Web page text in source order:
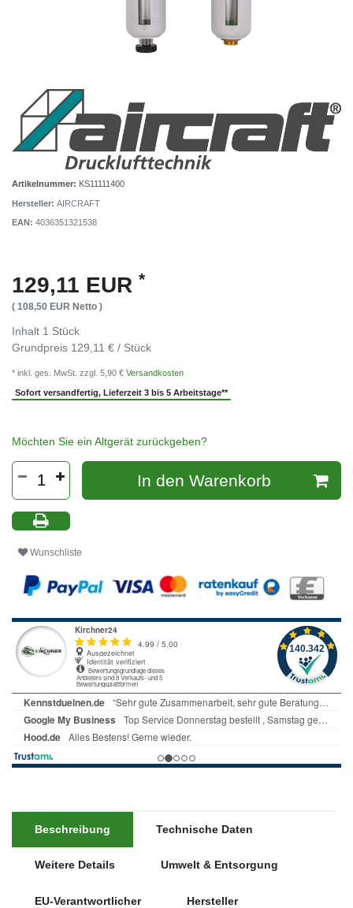
Artikelnummer: KS11111400
Hersteller: AIRCRAFT
EAN: 4036351321538
129,11 EUR *
( 108,50 EUR Netto )
Inhalt 1 Stück
Grundpreis 129,11 € / Stück
* inkl. ges. MwSt. zzgl. 5,90 € Versandkosten
Sofort versandfertig, Lieferzeit 3 bis 5 Arbeitstage**
Möchten Sie ein Altgerät zurückgeben?
In den Warenkorb
Wunschliste
Beschreibung Technische Daten
Weitere Details Umwelt & Entsorgung
EU-Verantwortlicher Hersteller